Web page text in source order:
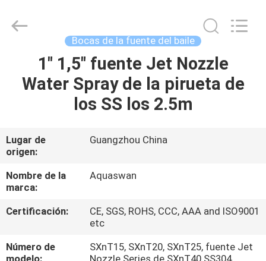
HOGAR
PRODUCTOS
SOBRE
NOSOTROS
VIAJE
DE
LA
aquaswan
water
Bocas de la fuente del baile
1" 1,5" fuente Jet Nozzle
Water Spray de la pirueta de
los SS los 2.5m
Lugar de
origen:
Guangzhou China
Nombre de la
marca:
Aquaswan
Certificación:
CE, SGS, ROHS, CCC, AAA and ISO9001
etc
Número de
SXnT15, SXnT20, SXnT25, fuente Jet